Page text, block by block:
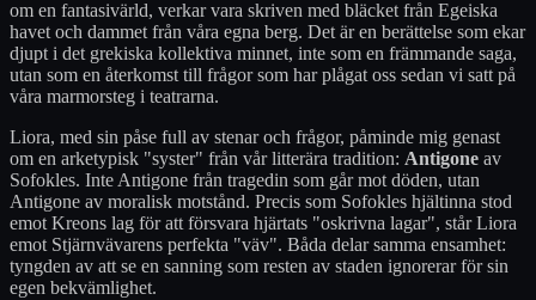
om en fantasivärld, verkar vara skriven med bläcket från Egeiska
havet och dammet från våra egna berg. Det är en berättelse som ekar
djupt i det grekiska kollektiva minnet, inte som en främmande saga,
utan som en återkomst till frågor som har plågat oss sedan vi satt på
våra marmorsteg i teatrarna.
Liora, med sin påse full av stenar och frågor, påminde mig genast
om en arketypisk "syster" från vår litterära tradition: Antigone av
Sofokles. Inte Antigone från tragedin som går mot döden, utan
Antigone av moralisk motstånd. Precis som Sofokles hjältinna stod
emot Kreons lag för att försvara hjärtats "oskrivna lagar", står Liora
emot Stjärnvävarens perfekta "väv". Båda delar samma ensamhet:
tyngden av att se en sanning som resten av staden ignorerar för sin
egen bekvämlighet.